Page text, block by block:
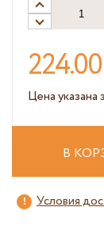
Цена указана
В
Условия